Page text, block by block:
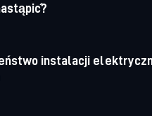
instalacji